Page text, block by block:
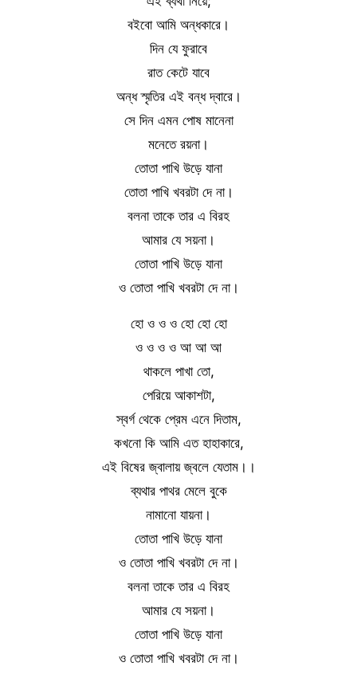
বইবো আমি অন্ধকারে।
দিন যে ফুরাবে
রাত কেটে যাবে
অন্ধ স্মৃতির এই বন্ধ দ্বারে।
সে দিন এমন পোষ মানেনা
মনেতে রয়না।
তোতা পাখি উড়ে যানা
তোতা পাখি খবরটা দে না।
বলনা তাকে তার এ বিরহ
আমার যে সয়না।
তোতা পাখি উড়ে যানা
ও তোতা পাখি খবরটা দে না।
হো ও ও ও হো হো হো
ও ও ও ও আ আ আ
থাকলে পাখা তো,
পেরিয়ে আকাশটা,
স্বর্গ থেকে প্রেম এনে দিতাম,
কখনো কি আমি এত হাহাকারে,
এই বিষের জ্বালায় জ্বলে যেতাম।।
ব্যথার পাথর মেলে বুকে
নামানো যায়না।
তোতা পাখি উড়ে যানা
ও তোতা পাখি খবরটা দে না।
বলনা তাকে তার এ বিরহ
আমার যে সয়না।
তোতা পাখি উড়ে যানা
ও তোতা পাখি খবরটা দে না।